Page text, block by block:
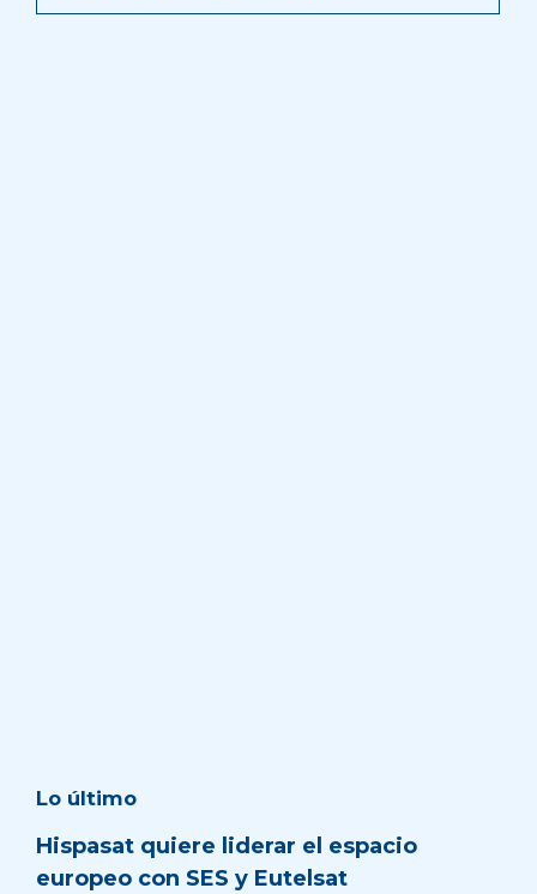
Lo último
Hispasat quiere liderar el espacio
europeo con SES y Eutelsat